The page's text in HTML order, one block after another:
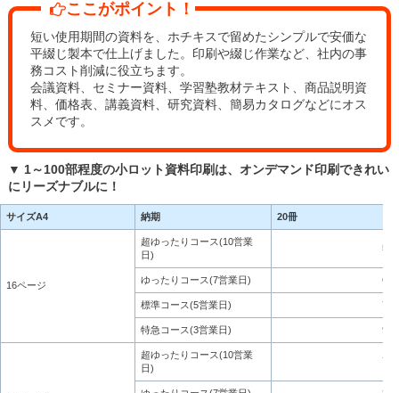
ここがポイント！
短い使用期間の資料を、ホチキスで留めたシンプルで安価な
平綴じ製本で仕上げました。印刷や綴じ作業など、社内の事
務コスト削減に役立ちます。
会議資料、セミナー資料、学習塾教材テキスト、商品説明資
料、価格表、講義資料、研究資料、簡易カタログなどにオス
スメです。
▼ 1～100部程度の小ロット資料印刷は、オンデマンド印刷できれい
にリーズナブルに！
サイズA4 納期 20冊
16ページ
超ゆったりコース(10営業
日)
ゆったりコース(7営業日)
標準コース(5営業日)
特急コース(3営業日)
超ゆったりコース(10営業
日)